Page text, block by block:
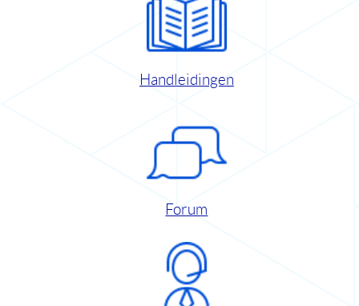
Handleidingen
Forum